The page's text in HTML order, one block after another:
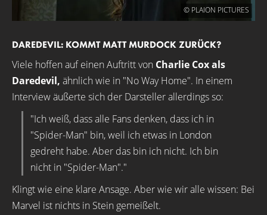
© PLAION PICTURES
DAREDEVIL: KOMMT MATT MURDOCK ZURÜCK?
Viele hoffen auf einen Auftritt von Charlie Cox als
Daredevil, ähnlich wie in "No Way Home". In einem
Interview äußerte sich der Darsteller allerdings so:
"Ich weiß, dass alle Fans denken, dass ich in
"Spider-Man" bin, weil ich etwas in London
gedreht habe. Aber das bin ich nicht. Ich bin
nicht in "Spider-Man"."
Klingt wie eine klare Ansage. Aber wie wir alle wissen: Bei
Marvel ist nichts in Stein gemeißelt.